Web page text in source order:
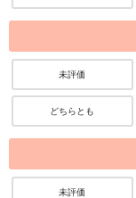
未評価
どちらとも
未評価